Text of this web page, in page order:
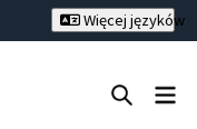
Więcej języków